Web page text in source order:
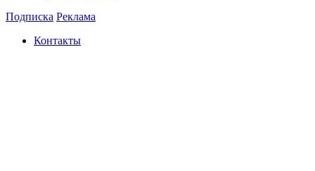
Подписка Реклама
Контакты